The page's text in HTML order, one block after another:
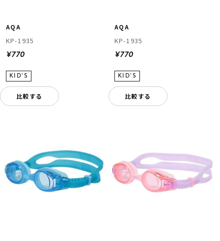
AQA
KP-1935
¥770
比較する
AQA
KP-1935
¥770
比較する